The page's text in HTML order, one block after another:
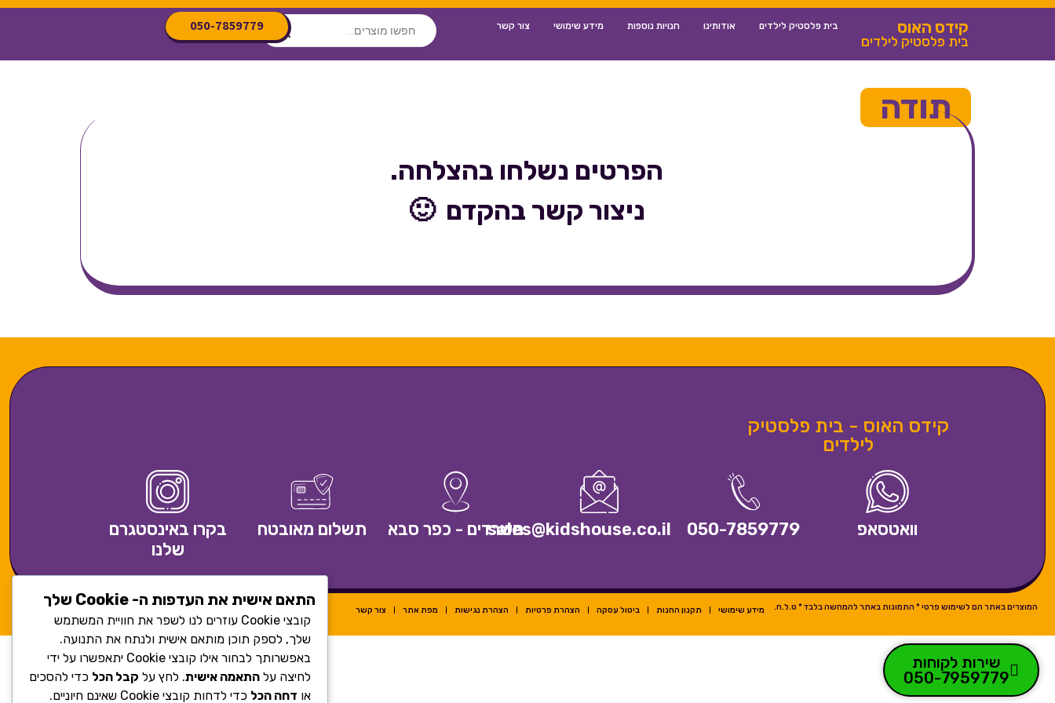
קידס האוס
בית פלסטיק לילדים
בית פלסטיק לילדים אודותינו חנויות נוספות מידע שימושי צור קשר 050-7859779
תודה
הפרטים נשלחו בהצלחה.
ניצור קשר בהקדם 🙂
קידס האוס - בית פלסטיק
לילדים
וואטסאפ 050-7859779
sales@kidshouse.co.ilמשרדים - כפר סבא תשלום מאובטח
בקרו באינסטגרם
שלנו
המוצרים באתר הם לשימוש פרטי * התמונות באתר להמחשה בלבד * ט.ל.ח. מידע שימושי תקנון החנות ביטול עסקה הצהרת פרטיות הצהרת נגישות מפת אתר צור קשר
שירות לקוחות
050-7959779
התאם אישית את העדפות ה- Cookie שלך
קובצי Cookie עוזרים לנו לשפר את חוויית המשתמש
שלך, לספק תוכן מותאם אישית ולנתח את התנועה.
באפשרותך לבחור אילו קובצי Cookie יתאפשרו על ידי
לחיצה על התאמה אישית. לחץ על קבל הכל כדי להסכים
או דחה הכל כדי לדחות קובצי Cookie שאינם חיוניים.